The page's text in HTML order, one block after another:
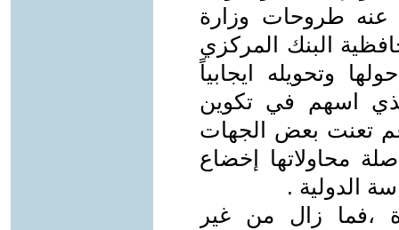
طروحات وزارة
البنك المركزي
وتحويله ايجابياً
اسهم في تكوين
تعنت بعض الجهات
محاولاتها إخضاع
الدولية .
زال من غير